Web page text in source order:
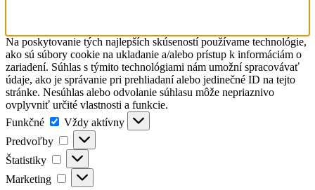
Na poskytovanie tých najlepších skúseností používame technológie,
ako sú súbory cookie na ukladanie a/alebo prístup k informáciám o
zariadení. Súhlas s týmito technológiami nám umožní spracovávať
údaje, ako je správanie pri prehliadaní alebo jedinečné ID na tejto
stránke. Nesúhlas alebo odvolanie súhlasu môže nepriaznivo
ovplyvniť určité vlastnosti a funkcie.
Funkčné
Funkčné
Vždy aktívny
Predvoľby
Predvoľby
Štatistiky Štatistiky
Marketing Marketing